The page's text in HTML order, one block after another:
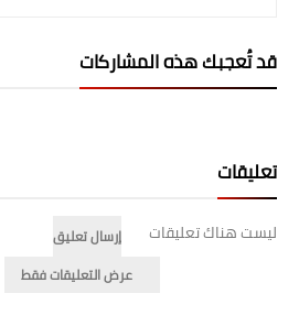
قد تُعجبك هذه المشاركات
تعليقات
ليست هناك تعليقات
إرسال تعليق
عرض التعليقات فقط